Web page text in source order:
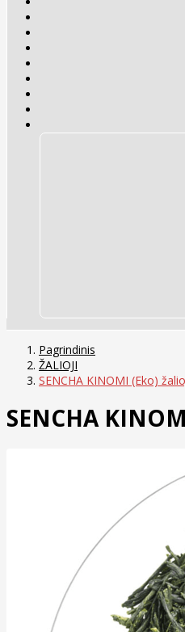
Pagrindinis
ŽALIOJI
SENCHA KINOMI (Eko)
SENCHA